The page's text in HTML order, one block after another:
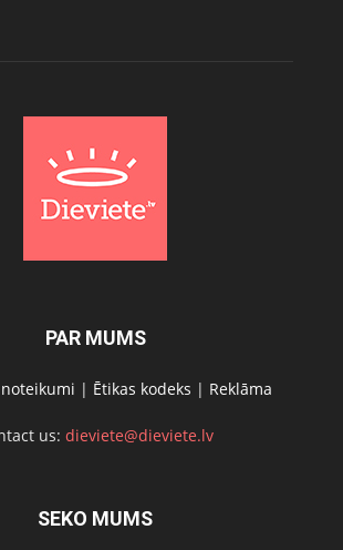
PAR MUMS
| Ētikas kodeks | Reklāma
us: dieviete@dieviete.lv
SEKO MUMS